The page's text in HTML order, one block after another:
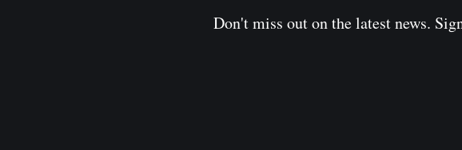
Don't miss out on the latest news.